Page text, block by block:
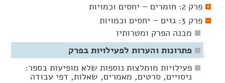
פרק 2: חומרים – יחסים וכמויות
פרק 3: גזים – יחסים וכמויות
מבנה הפרק ומטרותיו
פתרונות והערות לפעילויות בפרק
פעילויות מומלצות נוספות שלא מופיעות בספר:
ניסויים, סרטים, מאמרים, שאלות, דפי עבודה